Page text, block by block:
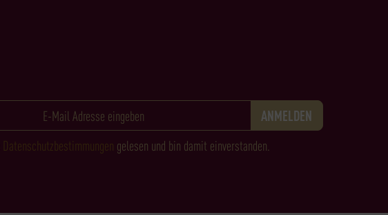
Datenschutzbestimmungen gelesen und bin damit einverstanden.